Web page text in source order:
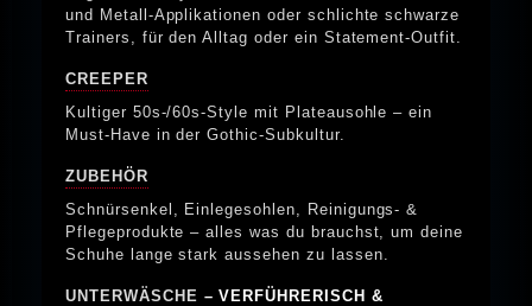
und Metall-Applikationen oder schlichte schwarze
Trainers, für den Alltag oder ein Statement-Outfit.
CREEPER
Kultiger 50s-/60s-Style mit Plateausohle – ein
Must-Have in der Gothic-Subkultur.
ZUBEHÖR
Schnürsenkel, Einlegesohlen, Reinigungs- &
Pflegeprodukte – alles was du brauchst, um deine
Schuhe lange stark aussehen zu lassen.
UNTERWÄSCHE – VERFÜHRERISCH &